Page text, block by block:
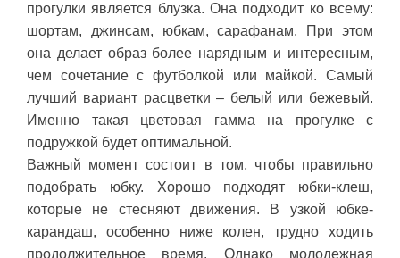
прогулки является блузка. Она подходит ко всему:
шортам, джинсам, юбкам, сарафанам. При этом
она делает образ более нарядным и интересным,
чем сочетание с футболкой или майкой. Самый
лучший вариант расцветки – белый или бежевый.
Именно такая цветовая гамма на прогулке с
подружкой будет оптимальной.
Важный момент состоит в том, чтобы правильно
подобрать юбку. Хорошо подходят юбки-клеш,
которые не стесняют движения. В узкой юбке-
карандаш, особенно ниже колен, трудно ходить
продолжительное время. Однако молодежная